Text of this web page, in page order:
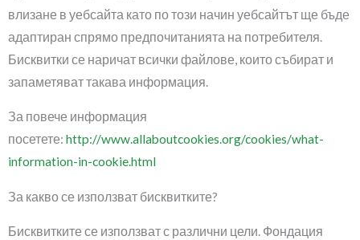
влизане в уебсайта като по този начин уебсайтът ще бъде
адаптиран спрямо предпочитанията на потребителя.
Бисквитки се наричат всички файлове, които събират и
запаметяват такава информация.
За повече информация
посетете: http://www.allaboutcookies.org/cookies/what-
information-in-cookie.html
За какво се използват бисквитките?
Бисквитките се използват с различни цели. Фондация